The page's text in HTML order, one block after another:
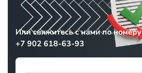
Или свяжитесь с нами по номеру
+7 902 618-63-93